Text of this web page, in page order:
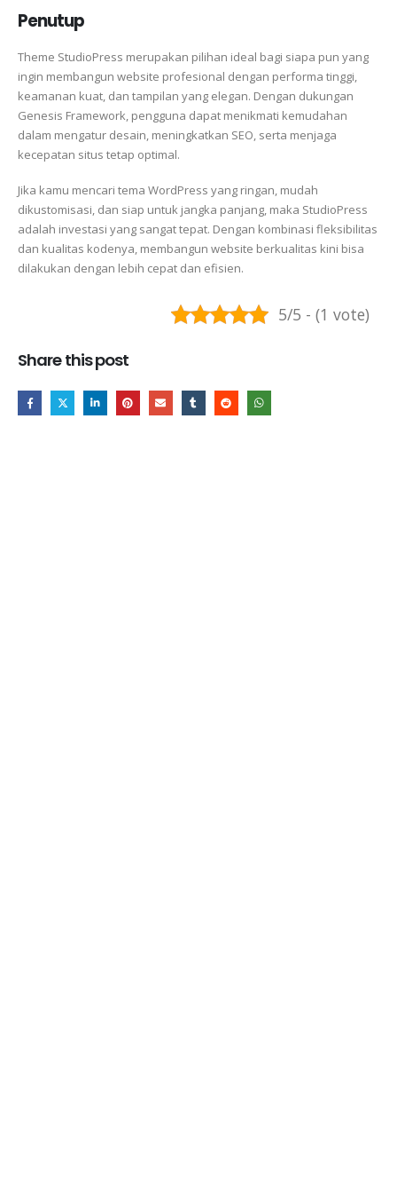
Penutup
Theme StudioPress merupakan pilihan ideal bagi siapa pun yang
ingin membangun website profesional dengan performa tinggi,
keamanan kuat, dan tampilan yang elegan. Dengan dukungan
Genesis Framework, pengguna dapat menikmati kemudahan
dalam mengatur desain, meningkatkan SEO, serta menjaga
kecepatan situs tetap optimal.
Jika kamu mencari tema WordPress yang ringan, mudah
dikustomisasi, dan siap untuk jangka panjang, maka StudioPress
adalah investasi yang sangat tepat. Dengan kombinasi fleksibilitas
dan kualitas kodenya, membangun website berkualitas kini bisa
dilakukan dengan lebih cepat dan efisien.
5/5 - (1 vote)
Share this post